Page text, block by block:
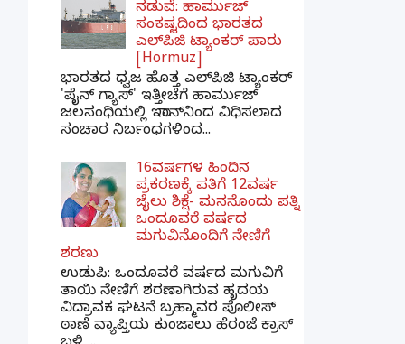
ನಡುವೆ: ಹಾರ್ಮುಜ್
ಸಂಕಷ್ಟದಿಂದ ಭಾರತದ
ಎಲ್‌ಪಿಜಿ ಟ್ಯಾಂಕರ್ ಪಾರು
[Hormuz]
ಭಾರತದ ಧ್ವಜ ಹೊತ್ತ ಎಲ್‌ಪಿಜಿ ಟ್ಯಾಂಕರ್
'ಪೈನ್ ಗ್ಯಾಸ್' ಇತ್ತೀಚೆಗೆ ಹಾರ್ಮುಜ್
ಜಲಸಂಧಿಯಲ್ಲಿ ಇರಾನ್‌ನಿಂದ ವಿಧಿಸಲಾದ
ಸಂಚಾರ ನಿರ್ಬಂಧಗಳಿಂದ...
16ವರ್ಷಗಳ ಹಿಂದಿನ
ಪ್ರಕರಣಕ್ಕೆ ಪತಿಗೆ 12ವರ್ಷ
ಜೈಲು ಶಿಕ್ಷೆ- ಮನನೊಂದು ಪತ್ನಿ
ಒಂದೂವರೆ ವರ್ಷದ
ಮಗುವಿನೊಂದಿಗೆ ನೇಣಿಗೆ
ಶರಣು
ಉಡುಪಿ: ಒಂದೂವರೆ ವರ್ಷದ ಮಗುವಿಗೆ
ತಾಯಿ ನೇಣಿಗೆ ಶರಣಾಗಿರುವ ಹೃದಯ
ವಿದ್ರಾವಕ ಘಟನೆ ಬ್ರಹ್ಮಾವರ ಪೊಲೀಸ್
ಠಾಣೆ ವ್ಯಾಪ್ತಿಯ ಕುಂಜಾಲು ಹೆರಂಜೆ ಕ್ರಾಸ್